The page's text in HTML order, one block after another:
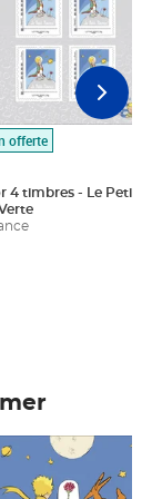
offerte
4 timbres - Le Petit